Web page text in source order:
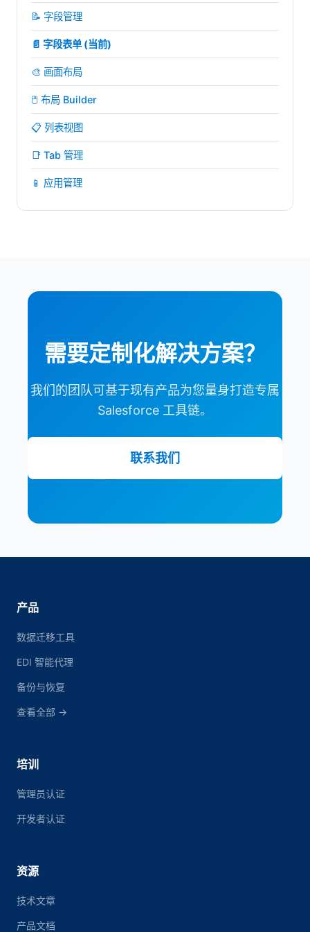
📝 字段管理
📄 字段表单 (当前)
🎨 画面布局
🖱️ 布局 Builder
📋 列表视图
📑 Tab 管理
📱 应用管理
需要定制化解决方案？
我们的团队可基于现有产品为您量身打造专属
Salesforce 工具链。
联系我们
产品
数据迁移工具
EDI 智能代理
备份与恢复
查看全部 →
培训
管理员认证
开发者认证
资源
技术文章
产品文档